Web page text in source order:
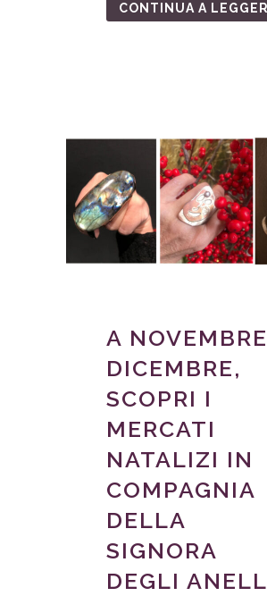
CONTINUA A
A
DICEMBRE,
SCOPRI I
MERCATI
NATALIZI IN
COMPAGNIA
DELLA
SIGNORA
DEGLI